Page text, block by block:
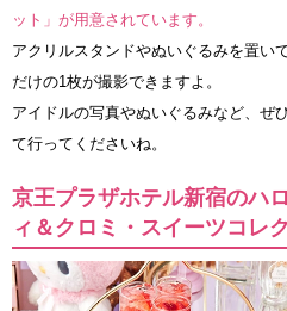
ット」が用意されています。
アクリルスタンドやぬいぐるみを置い
だけの1枚が撮影できますよ。
アイドルの写真やぬいぐるみなど、ぜ
て行ってくださいね。
京王プラザホテル新宿のハ
ィ＆クロミ・スイーツコレ